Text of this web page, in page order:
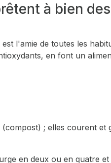
à bien des
l'amie de toutes les
en font un
; elles courent et
en deux ou en quatre et